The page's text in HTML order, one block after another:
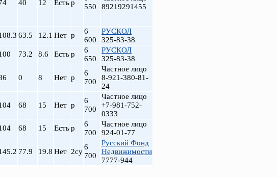
40 12 Естьр
550
89219291455
63.5 12.1 Нет р
6
600
РУСКОЛ
325-83-38
73.2 8.6 Естьр
6
650
РУСКОЛ
325-83-38
0 8 Нет р
6
700
Частное лицо
8-921-380-81-
24
68 15 Нет р
6
700
Частное лицо
+7-981-752-
0333
68 15 Естьр
6
700
Частное лицо
924-01-77
77.9 19.8 Нет 2су
6
700
Русский Фонд
Недвижимости
7777-944